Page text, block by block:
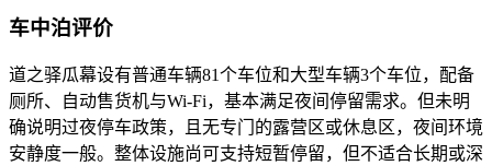
车中泊评价
道之驿瓜幕设有普通车辆81个车位和大型车辆3个车位，配备
厕所、自动售货机与Wi-Fi，基本满足夜间停留需求。但未明
确说明过夜停车政策，且无专门的露营区或休息区，夜间环境
安静度一般。整体设施尚可支持短暂停留，但不适合长期或深